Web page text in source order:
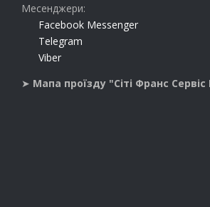
Месенджери:
Facebook Messenger
Telegram
Viber
➤ Мапа проїзду "Сіті Франс Сервіс